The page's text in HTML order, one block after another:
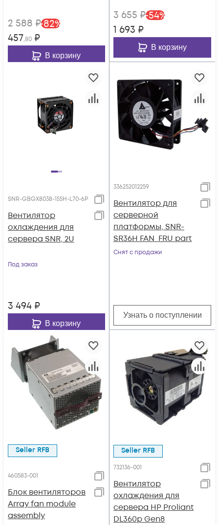
2 588 ₽-82%
457,80 ₽
В корзину
3 655 ₽-54%
1 693 ₽
В корзину
SNR-GBGX8038-155H-L70-6P
Вентилятор
охлаждения для
сервера SNR, 2U
Под заказ
3 494 ₽
В корзину
336252012259
Вентилятор для
серверной
платформы, SNR-
SR36H FAN_FRU part
Снят с продажи
Узнать о поступлении
Seller RFB
460583-001
Блок вентиляторов
Array fan module
assembly
Seller RFB
732136-001
Вентилятор
охлаждения для
сервера HP Proliant
DL360p Gen8